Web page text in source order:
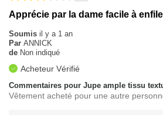
Apprécie par la dame facile à
Soumis il y a 1 an
Par ANNICK
de Non indiqué
Acheteur Vérifié
Commentaires pour Jupe ample tissu
Vêtement acheté pour une autre